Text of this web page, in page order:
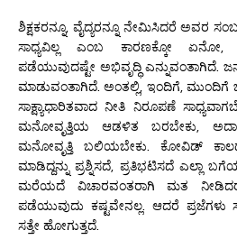
ಶಿಕ್ಷಕರನ್ನೂ, ವೈದ್ಯರನ್ನೂ ನೇಮಿಸಿದರೆ ಅವರ
ಸಾಧ್ಯವಿಲ್ಲ ಎಂಬ ಕಾರಣಕ್ಕೋ ಏನೋ,
ಪಡೆಯುವುದಷ್ಟೇ ಅಭಿವೃದ್ಧಿ ಎನ್ನುವಂತಾಗಿದೆ.
ಮಾಡುವಂತಾಗಿದೆ. ಅಂತಲ್ಲಿ, ಇಂದಿಗೆ, ಮುಂದಿಗೆ
ಸಾಕ್ಷ್ಯಾಧಾರಿತವಾದ ನೀತಿ ನಿರೂಪಣೆ
ಮನೋವೃತ್ತಿಯ ಆಡಳಿತ ಬರಬೇಕು,
ಮನೋವೃತ್ತಿ ಬಲಿಯಬೇಕು. ಕೋವಿಡ್
ಮಾಡಿದ್ದನ್ನು ಪ್ರಶ್ನಿಸದೆ, ಪ್ರತಿಭಟಿಸದೆ ಎಲ್ಲಾ
ಮರೆಯದೆ ವಿಚಾರವಂತರಾಗಿ ಮತ
ಪಡೆಯುವುದು ಕಷ್ಟವೇನಲ್ಲ. ಆದರೆ ಪ್ರಜೆಗಳು
ಸತ್ತೇ ಹೋಗುತ್ತದೆ.